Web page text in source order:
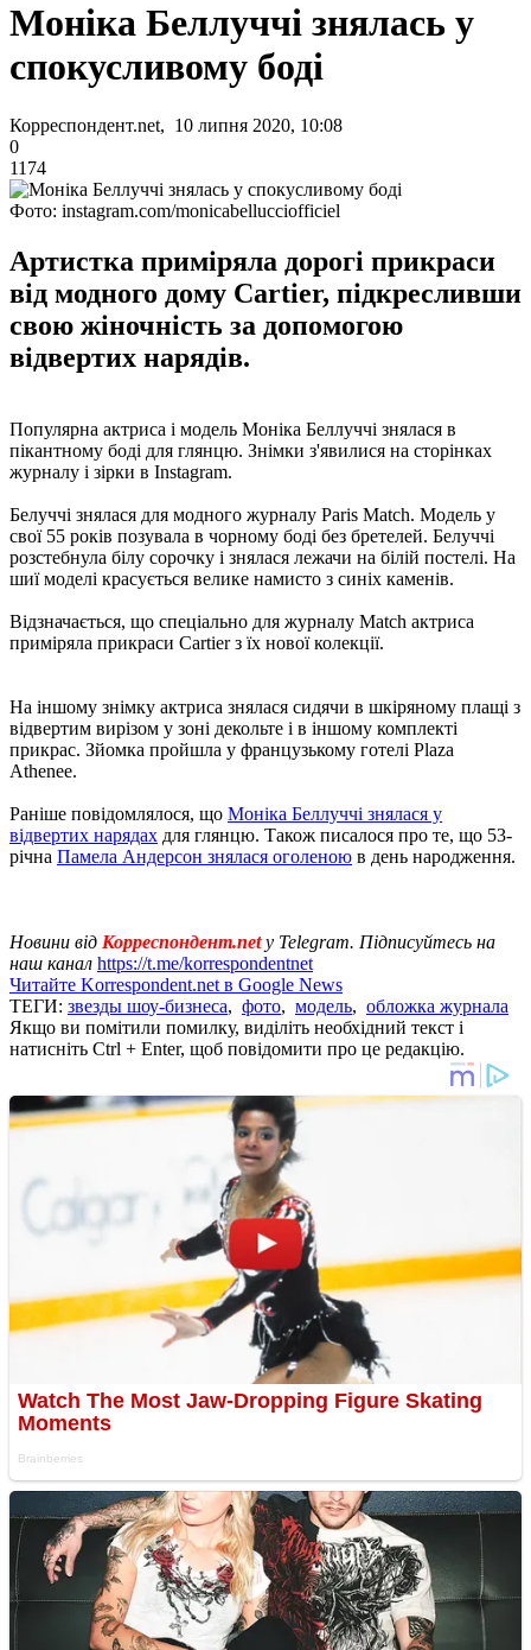
Моніка Беллуччі знялась у
спокусливому боді
Корреспондент.net, 10 липня 2020, 10:08
0
1174
Фото: instagram.com/monicabellucciofficiel
Артистка приміряла дорогі прикраси
від модного дому Cartier, підкресливши
свою жіночність за допомогою
відвертих нарядів.
Популярна актриса і модель Моніка Беллуччі знялася в
пікантному боді для глянцю. Знімки з'явилися на сторінках
журналу і зірки в Instagram.
Белуччі знялася для модного журналу Paris Match. Модель у
свої 55 років позувала в чорному боді без бретелей. Белуччі
розстебнула білу сорочку і знялася лежачи на білій постелі. На
шиї моделі красується велике намисто з синіх каменів.
Відзначається, що спеціально для журналу Match актриса
приміряла прикраси Cartier з їх нової колекції.
На іншому знімку актриса знялася сидячи в шкіряному плащі з
відвертим вирізом у зоні декольте і в іншому комплекті
прикрас. Зйомка пройшла у французькому готелі Plaza
Athenee.
Раніше повідомлялося, що Моніка Беллуччі знялася у
відвертих нарядах для глянцю. Також писалося про те, що 53-
річна Памела Андерсон знялася оголеною в день народження.
Новини від Корреспондент.net у Telegram. Підписуйтесь на
наш канал https://t.me/korrespondentnet
Читайте Korrespondent.net в Google News
ТЕГИ: звезды шоу-бизнеса, фото, модель, обложка журнала
Якщо ви помітили помилку, виділіть необхідний текст і
натисніть Ctrl + Enter, щоб повідомити про це редакцію.